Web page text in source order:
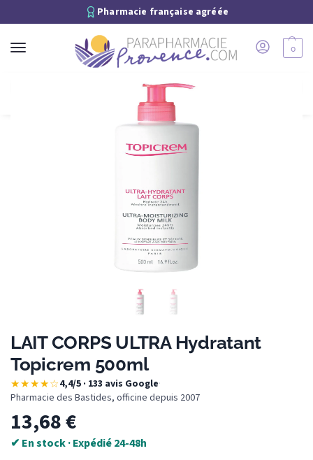
Pharmacie française agréée
0
LAIT CORPS ULTRA Hydratant
Topicrem 500ml
★★★★☆4,4/5 · 133 avis Google·
Pharmacie des Bastides, officine depuis 2007
13,68€
✔ En stock · Expédié 24-48h